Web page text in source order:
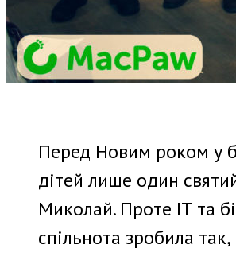
Перед Новим роком у
дітей лише один
Миколай. Проте ІТ та
спільнота зробила так,